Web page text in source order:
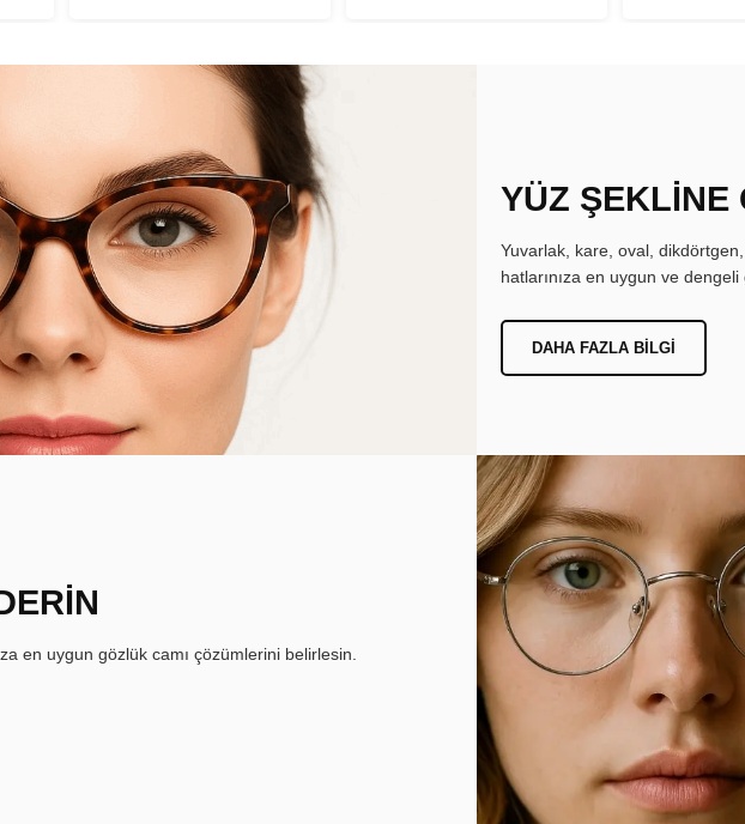
YÜZ ŞEKLİNE
Yuvarlak, kare, oval,
hatlarınıza en uygun ve
DAHA FAZLA BILGI
en uygun gözlük camı çözümlerini belirlesin.